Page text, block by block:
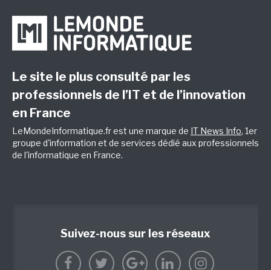
Le site le plus consulté par les
professionnels de l’IT et de l’innovation
en France
LeMondeInformatique.fr est une marque de IT News Info, 1er
groupe d'information et de services dédié aux professionnels
de l'informatique en France.
Suivez-nous sur les réseaux